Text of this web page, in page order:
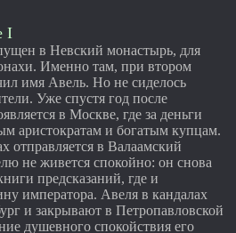
I
в Невский монастырь, для
Именно там, при втором
имя Авель. Но не сиделось
Уже спустя год после
в Москве, где за деньги
аристократам и богатым купцам.
отправляется в Валаамский
не живется спокойно: он снова
предсказаний, где и
императора. Авеля в кандалах
и закрывают в Петропавловской
душевного спокойствия его